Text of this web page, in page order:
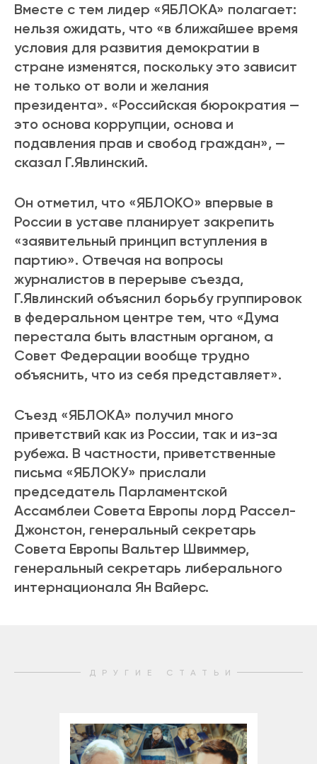
Вместе с тем лидер «ЯБЛОКА» полагает:
нельзя ожидать, что «в ближайшее время
условия для развития демократии в
стране изменятся, поскольку это зависит
не только от воли и желания
президента». «Российская бюрократия —
это основа коррупции, основа и
подавления прав и свобод граждан», —
сказал Г.Явлинский.
Он отметил, что «ЯБЛОКО» впервые в
России в уставе планирует закрепить
«заявительный принцип вступления в
партию». Отвечая на вопросы
журналистов в перерыве съезда,
Г.Явлинский объяснил борьбу группировок
в федеральном центре тем, что «Дума
перестала быть властным органом, а
Совет Федерации вообще трудно
объяснить, что из себя представляет».
Съезд «ЯБЛОКА» получил много
приветствий как из России, так и из-за
рубежа. В частности, приветственные
письма «ЯБЛОКУ» прислали
председатель Парламентской
Ассамблеи Совета Европы лорд Рассел-
Джонстон, генеральный секретарь
Совета Европы Вальтер Швиммер,
генеральный секретарь либерального
интернационала Ян Вайерс.
ДРУГИЕ СТАТЬИ